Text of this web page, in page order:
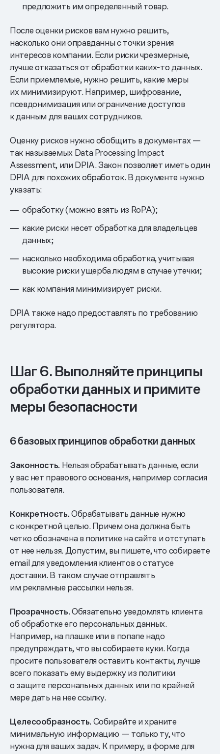
предложить им определенный товар.
После оценки рисков вам нужно решить,
насколько они оправданны с точки зрения
интересов компании. Если риски чрезмерные,
лучше отказаться от обработки каких-то данных.
Если приемлемые, нужно решить, какие меры
их минимизируют. Например, шифрование,
псевдонимизация или ограничение доступов
к данным для ваших сотрудников.
Оценку рисков нужно обобщить в документах —
так называемых Data Processing Impact
Assessment, или DPIA. Закон позволяет иметь один
DPIA для похожих обработок. В документе нужно
указать:
обработку (можно взять из RoPA);
какие риски несет обработка для владельцев
данных;
насколько необходима обработка, учитывая
высокие риски ущерба людям в случае утечки;
как компания минимизирует риски.
DPIA также надо предоставлять по требованию
регулятора.
Шаг 6. Выполняйте принципы
обработки данных и примите
меры безопасности
6 базовых принципов обработки данных
Законность. Нельзя обрабатывать данные, если
у вас нет правового основания, например согласия
пользователя.
Конкретность.Обрабатывать данные нужно
с конкретной целью. Причем она должна быть
четко обозначена в политике на сайте и отступать
от нее нельзя. Допустим, вы пишете, что собираете
email для уведомления клиентов о статусе
доставки. В таком случае отправлять
им рекламные рассылки нельзя.
Прозрачность.Обязательно уведомлять клиента
об обработке его персональных данных.
Например, на плашке или в попапе надо
предупреждать, что вы собираете куки. Когда
просите пользователя оставить контакты, лучше
всего показать ему выдержку из политики
о защите персональных данных или по крайней
мере дать на нее ссылку.
Целесообразность. Собирайте и храните
минимальную информацию — только ту, что
нужна для ваших задач. К примеру, в форме для